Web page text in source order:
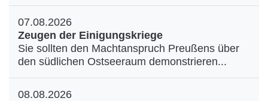
07.08.2026
Zeugen der Einigungskriege
Sie sollten den Machtanspruch Preußens über
den südlichen Ostseeraum demonstrieren...
08.08.2026